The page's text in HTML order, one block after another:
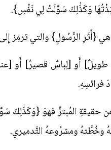
وَكَذَٰلِكَ سَوَّلَتْ لِي نَفْسِ}.
هي {أَثَرِ الرَّسُولِ} والتي ترمِز
طويلٌ] أَو [لِباسٌ قصيرٌ] أَو
فرائسِهِ.
حقيقةِ المُبتزِّ فهوَ
ومشرُوعهُ التَّدميري.